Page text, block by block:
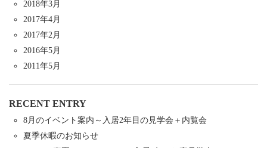
2018年3月
2017年4月
2017年2月
2016年5月
2011年5月
RECENT ENTRY
8月のイベント案内～入居2年目の見学会＋内覧会
夏季休暇のお知らせ